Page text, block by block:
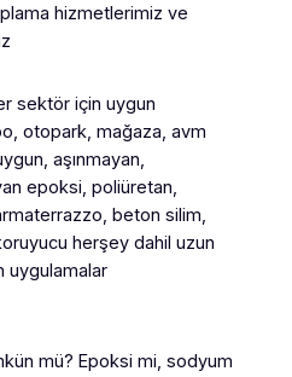
hizmetlerimiz ve
sektör için uygun
otopark, mağaza, avm
aşınmayan,
epoksi, poliüretan,
beton silim,
herşey dahil uzun
uygulamalar
mü? Epoksi mi, sodyum